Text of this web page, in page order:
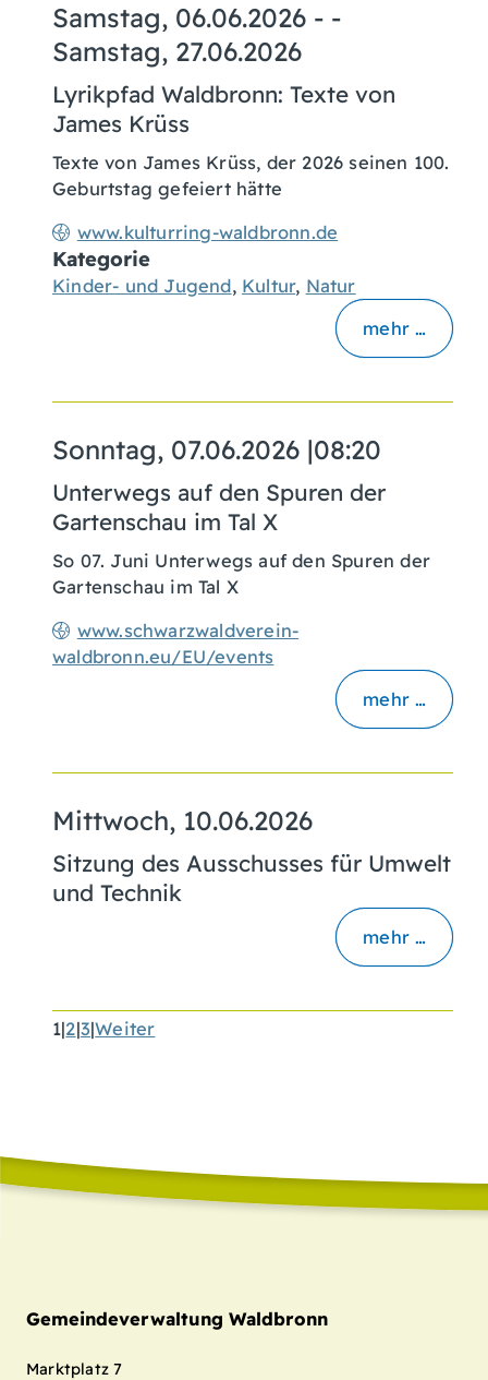
Samstag, 06.06.2026 - -
Samstag, 27.06.2026
Lyrikpfad Waldbronn: Texte von
James Krüss
www.kulturring-waldbronn.de
Texte von James Krüss, der 2026 seinen 100.
Geburtstag gefeiert hätte
Kategorie
Kinder- und Jugend, Kultur, Natur
mehr …
Sonntag, 07.06.2026 |08:20
Unterwegs auf den Spuren der
Gartenschau im Tal X
www.schwarzwaldverein-
waldbronn.eu/EU/events
So 07. Juni Unterwegs auf den Spuren der
Gartenschau im Tal X
mehr …
Mittwoch, 10.06.2026
Sitzung des Ausschusses für Umwelt
und Technik
mehr …
1|2|3|Weiter
Gemeindeverwaltung Waldbronn
Marktplatz 7